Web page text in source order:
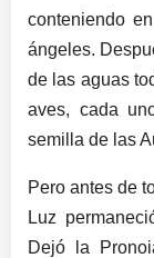
conteniendo
ángeles.
de las aguas
aves, cada
semilla de las
Pero antes de
Luz
Dejó la